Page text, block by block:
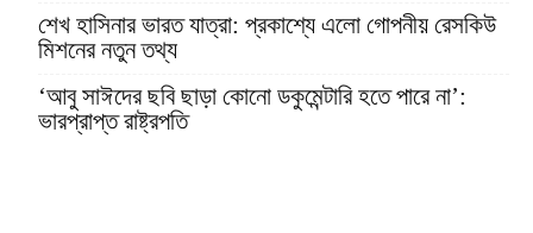
শেখ হাসিনার ভারত যাত্রা: প্রকাশ্যে এলো গোপনীয় রেসকিউ
মিশনের নতুন তথ্য
‘আবু সাঈদের ছবি ছাড়া কোনো ডকুমেন্টারি হতে পারে না’:
ভারপ্রাপ্ত রাষ্ট্রপতি